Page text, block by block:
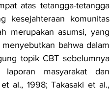
atas tetangga-tetangga
kesejahteraan komunitas
merupakan asumsi, yang
bahwa dalam
topik CBT sebelumnya
masyarakat dan
al., 1998; Takasaki et al.,